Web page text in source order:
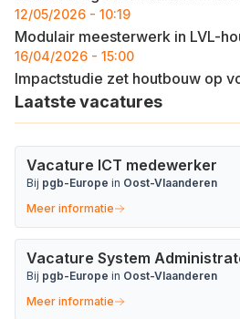
12/05/2026 - 10:19
Modulair meesterwerk in LVL-
16/04/2026 - 15:00
Impactstudie zet houtbouw op
Laatste vacatures
Vacature ICT medewerker
Bij pgb-Europe in Oost-Vlaanderen
Meer informatie
Vacature System
Bij pgb-Europe in Oost-Vlaanderen
Meer informatie